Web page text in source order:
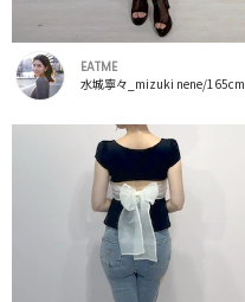
EATME
水城寧々_mizuki nene/165cm